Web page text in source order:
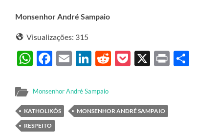
Monsenhor André Sampaio
Visualizações: 315
WhatsApp
Facebook
EmailLinkedIn
Reddit
Pocket
X Print
Monsenhor André Sampaio
KATHOLIKÓS
MONSENHOR ANDRÉ SAMPAIO
RESPEITO